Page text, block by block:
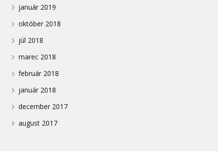
január 2019
október 2018
júl 2018
marec 2018
február 2018
január 2018
december 2017
august 2017